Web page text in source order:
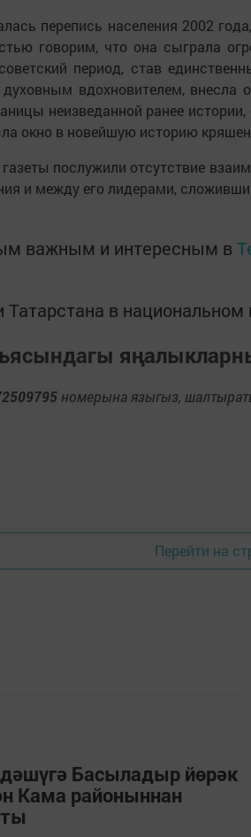
перепись населения 2002
говорим, что она сыграла
период, став
вдохновителем,
неизведанной ранее
окно в новейшую историю
послужили отсутствие
и между его лидерами,
важным и интересным в
Татарстана в
номерына языгыз,
Перейти на
Басыладыр йөрәк
Кама районыннан